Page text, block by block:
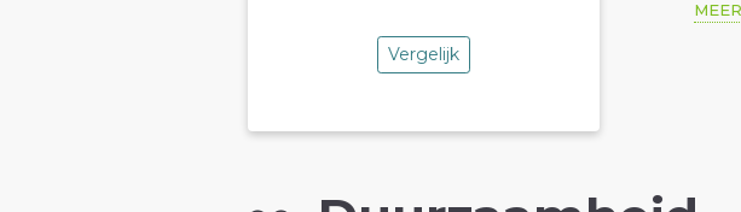
Vergelijk